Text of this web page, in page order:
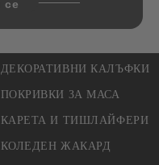
ДЕКОРАТИВНИ КАЛЪФКИ
ПОКРИВКИ ЗА МАСА
КАРЕТА И ТИШЛАЙФЕРИ
КОЛЕДЕН ЖАКАРД